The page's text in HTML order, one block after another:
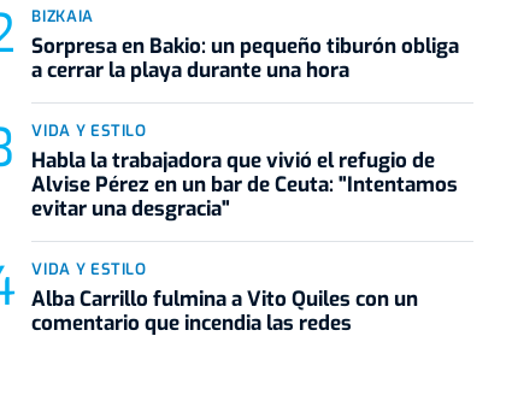
BIZKAIA
Sorpresa en Bakio: un pequeño tiburón obliga
a cerrar la playa durante una hora
VIDA Y ESTILO
Habla la trabajadora que vivió el refugio de
Alvise Pérez en un bar de Ceuta: "Intentamos
evitar una desgracia"
VIDA Y ESTILO
Alba Carrillo fulmina a Vito Quiles con un
comentario que incendia las redes